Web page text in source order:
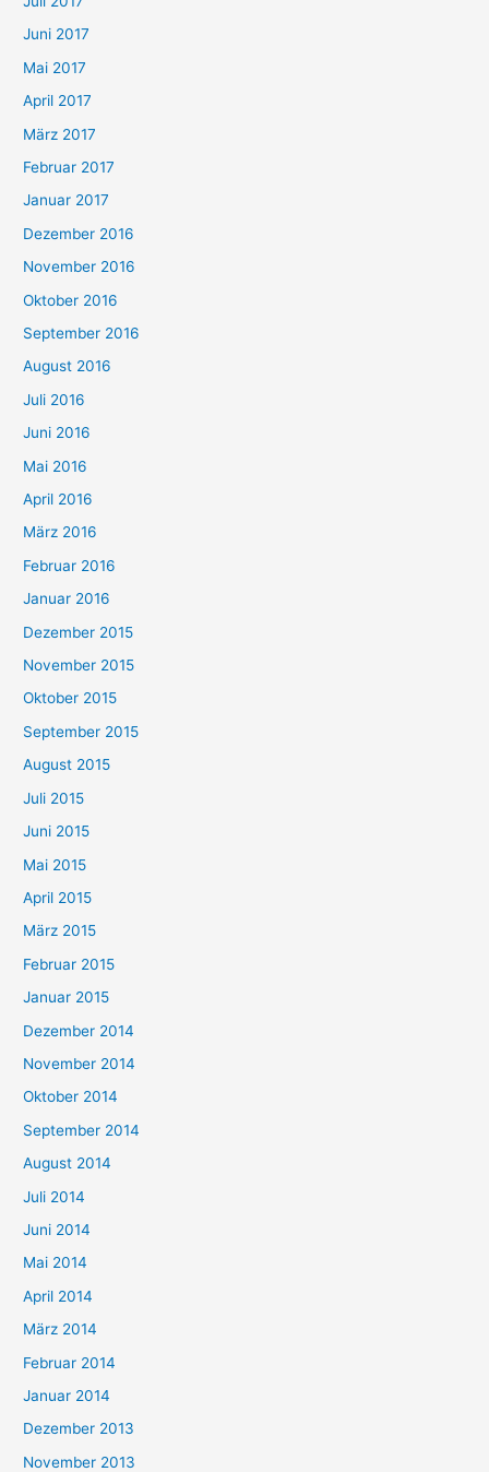
Juni 2017
Mai 2017
April 2017
März 2017
Februar 2017
Januar 2017
Dezember 2016
November 2016
Oktober 2016
September 2016
August 2016
Juli 2016
Juni 2016
Mai 2016
April 2016
März 2016
Februar 2016
Januar 2016
Dezember 2015
November 2015
Oktober 2015
September 2015
August 2015
Juli 2015
Juni 2015
Mai 2015
April 2015
März 2015
Februar 2015
Januar 2015
Dezember 2014
November 2014
Oktober 2014
September 2014
August 2014
Juli 2014
Juni 2014
Mai 2014
April 2014
März 2014
Februar 2014
Januar 2014
Dezember 2013
November 2013